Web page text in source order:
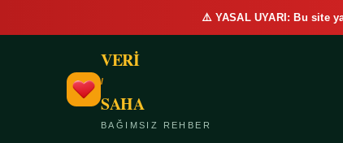
⚠️ YASAL UYARI: Bu site
VERİ
/
SAHA
BAĞIMSIZ REHBER